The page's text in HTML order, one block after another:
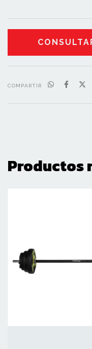
COMPARTIR
Productos